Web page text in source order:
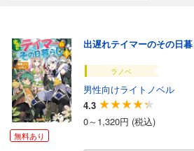
無料あり
出遅れテイマーのその日
ラノベ
男性向けライトノベル
4.3
0～1,320円 (税込)